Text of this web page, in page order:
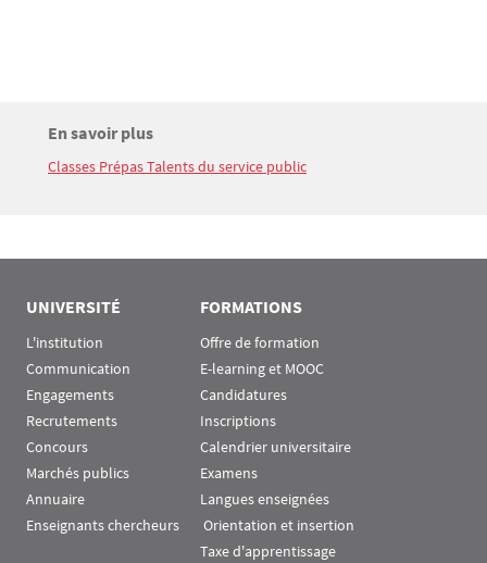
Bloc(s) libre(s)
Titre
En savoir plus
Texte
Classes Prépas Talents du service public
UNIVERSITÉ
L'institution
Communication
Engagements
Recrutements
Concours
Marchés publics
Annuaire
Enseignants chercheurs
FORMATIONS
Offre de formation
E-learning et MOOC
Candidatures
Inscriptions
Calendrier universitaire
Examens
Langues enseignées
Orientation et insertion
Taxe d'apprentissage